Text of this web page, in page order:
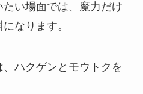
い場面では、魔力だけ
なります。
ハクゲンとモウトクを